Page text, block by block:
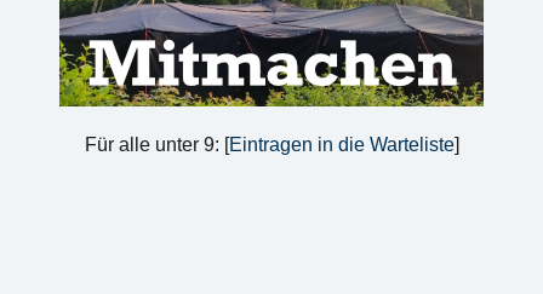
Für alle unter 9: [Eintragen in die Warteliste]